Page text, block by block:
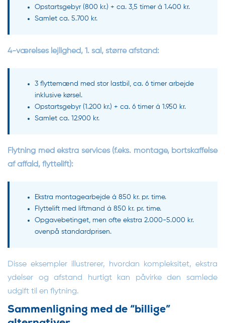
Opstartsgebyr (800 kr.) + ca. 3,5 timer á 1.400 kr.
Samlet ca. 5.700 kr.
4-værelses lejlighed, 1. sal, større afstand:
3 flyttemænd med stor lastbil, ca. 6 timer arbejde
inklusive kørsel.
Opstartsgebyr (1.200 kr.) + ca. 6 timer á 1.950 kr.
Samlet ca. 12.900 kr.
Flytning med ekstra services (f.eks. montage, bortskaffelse
af affald, flyttelift):
Ekstra montagearbejde á 850 kr. pr. time.
Flyttelift med liftmand á 850 kr. pr. time.
Opgavebetinget, men ofte ekstra 2.000-5.000 kr.
ovenpå standardprisen.
Disse eksempler illustrerer, hvordan kompleksitet, ekstra
ydelser og afstand hurtigt kan påvirke den samlede
udgift til en flytning.
Sammenligning med de “billige”